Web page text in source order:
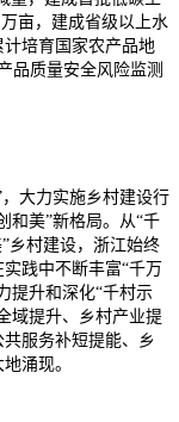
亩，建成省级以上水
培育国家农产品地
品质量安全风险监测
大力实施乡村建设行
和美”新格局。从“千
乡村建设，浙江始终
践中不断丰富“千万
提升和深化“千村示
域提升、乡村产业提
服务补短提能、乡
涌现。